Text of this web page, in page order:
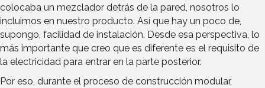
colocaba un mezclador detrás de la pared, nosotros lo
incluimos en nuestro producto. Así que hay un poco de,
supongo, facilidad de instalación. Desde esa perspectiva, lo
más importante que creo que es diferente es el requisito de
la electricidad para entrar en la parte posterior.
Por eso, durante el proceso de construcción modular,